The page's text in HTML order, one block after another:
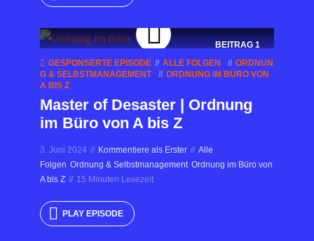
BEITRAG 1
GESPONSERTE EPISODE
ALLE FOLGEN
ORDNUN
G & SELBSTMANAGEMENT
ORDNUNG IM BÜRO VON
A BIS Z
Master of Desaster | Ordnung
im Büro von A bis Z
3. Juni 2024 Kommentiere als Erster
Alle
Folgen Ordnung & Selbstmanagement Ordnung im Büro von
A bis Z
15 Minuten Lesezeit
PLAY EPISODE